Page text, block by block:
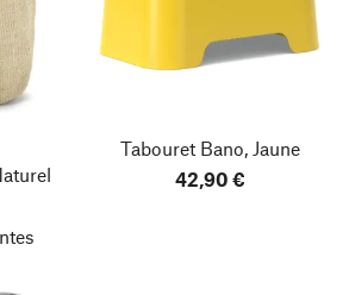
Tabouret Bano, Jaune
42,90 €